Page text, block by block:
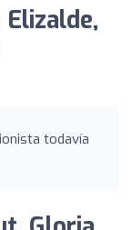
todavía